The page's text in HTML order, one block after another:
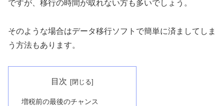
ですが、移行の時間が取れない方も多いでしょう。
そのような場合はデータ移行ソフトで簡単に済ましてしま
う方法もあります。
目次
増税前の最後のチャンス